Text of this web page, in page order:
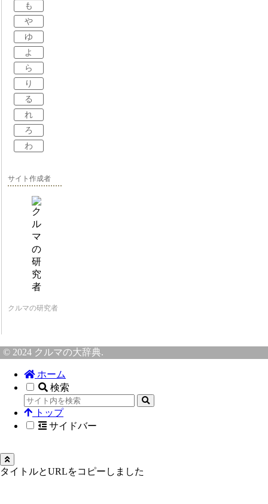
も
や
ゆ
よ
ら
り
る
れ
ろ
わ
サイト作成者
クルマの研究者
© 2024 クルマの大辞典.
ホーム
検索
トップ
サイドバー
タイトルとURLをコピーしました